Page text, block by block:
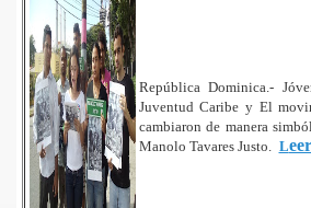
República Dominica.-
Juventud Caribe y El
cambiaron de manera
Manolo Tavares Justo. L
La Diferencia
los Comandos de Campana
voto
tu Voto